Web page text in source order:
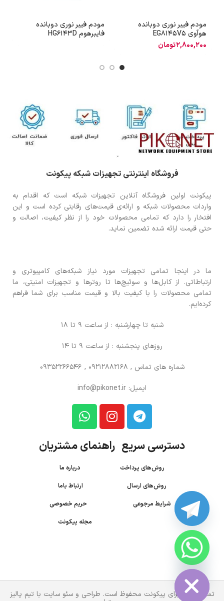
مودم فیبر نوری دوبانده
هوآوی EG8145V5
2,800,200تومان
مودم فیبر نوری دوبانده
فایبرهوم HG6143D
فروشگاه اینترنتی تجهیزات شبکه پیکونت
پیکونت اولین فروشگاه آنلاین تجهیزات شبکه است که اقدام به
واردات محصولات شبکه و ارائه‌ی قیمت‌های رقابتی کرده است و این
افتخار را دارد که تمامی محصولات خود را از نظر کیفیت، اصالت و
حتی قیمت ارائه شده تضمین نماید.
ما در اینجا تمامی تجهیزات مورد نیاز شبکه‌های کامپیوتری و
ارتباطاتی. از کابل‌ها و سوئیچ‌ها تا روترها و تجهیزات امنیتی، ما
تمامی محصولات را با کیفیت بالا و قیمت مناسب برای شما فراهم
کرده‌ایم.
شنبه تا چهارشنبه : از ساعت 9 تا 18
روزهای پنجشنبه : از ساعت 9 تا 14
شماره های تماس , 09212882168 , 09352266546
ایمیل: info@pikonet.ir
دسترسی سریع راهنمای مشتریان
روش‌های پرداخت درباره ما
روش‌های ارسال
ارتباط باما
شرایط مرجوعی
حریم خصوصی
مجله پیکونت
تمام حقوق برای پیکونت محفوظ است. طراحی و سئو سایت با تیم پالیز
HIDE
CHATY